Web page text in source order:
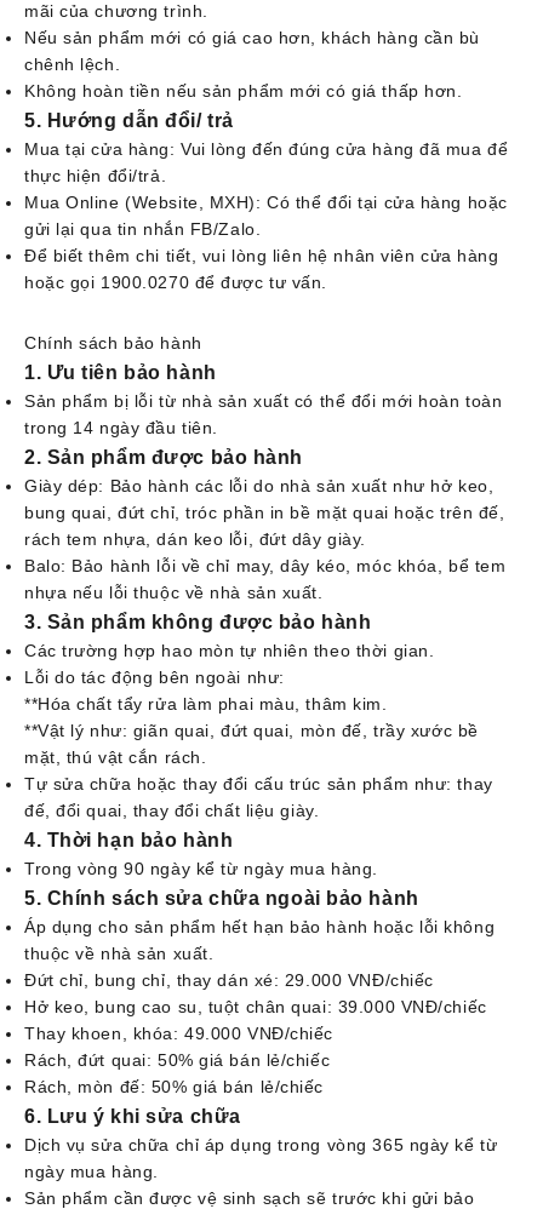
mãi của chương trình.
Nếu sản phẩm mới có giá cao hơn, khách hàng cần bù
chênh lệch.
Không hoàn tiền nếu sản phẩm mới có giá thấp hơn.
5. Hướng dẫn đổi/ trả
Mua tại cửa hàng: Vui lòng đến đúng cửa hàng đã mua để
thực hiện đổi/trả.
Mua Online (Website, MXH): Có thể đổi tại cửa hàng hoặc
gửi lại qua tin nhắn FB/Zalo.
Để biết thêm chi tiết, vui lòng liên hệ nhân viên cửa hàng
hoặc gọi 1900.0270 để được tư vấn.
Chính sách bảo hành
1. Ưu tiên bảo hành
Sản phẩm bị lỗi từ nhà sản xuất có thể đổi mới hoàn toàn
trong 14 ngày đầu tiên.
2. Sản phẩm được bảo hành
Giày dép: Bảo hành các lỗi do nhà sản xuất như hở keo,
bung quai, đứt chỉ, tróc phần in bề mặt quai hoặc trên đế,
rách tem nhựa, dán keo lỗi, đứt dây giày.
Balo: Bảo hành lỗi về chỉ may, dây kéo, móc khóa, bể tem
nhựa nếu lỗi thuộc về nhà sản xuất.
3. Sản phẩm không được bảo hành
Các trường hợp hao mòn tự nhiên theo thời gian.
Lỗi do tác động bên ngoài như:
**Hóa chất tẩy rửa làm phai màu, thâm kim.
**Vật lý như: giãn quai, đứt quai, mòn đế, trầy xước bề
mặt, thú vật cắn rách.
Tự sửa chữa hoặc thay đổi cấu trúc sản phẩm như: thay
đế, đổi quai, thay đổi chất liệu giày.
4. Thời hạn bảo hành
Trong vòng 90 ngày kể từ ngày mua hàng.
5. Chính sách sửa chữa ngoài bảo hành
Áp dụng cho sản phẩm hết hạn bảo hành hoặc lỗi không
thuộc về nhà sản xuất.
Đứt chỉ, bung chỉ, thay dán xé: 29.000 VNĐ/chiếc
Hở keo, bung cao su, tuột chân quai: 39.000 VNĐ/chiếc
Thay khoen, khóa: 49.000 VNĐ/chiếc
Rách, đứt quai: 50% giá bán lẻ/chiếc
Rách, mòn đế: 50% giá bán lẻ/chiếc
6. Lưu ý khi sửa chữa
Dịch vụ sửa chữa chỉ áp dụng trong vòng 365 ngày kể từ
ngày mua hàng.
Sản phẩm cần được vệ sinh sạch sẽ trước khi gửi bảo